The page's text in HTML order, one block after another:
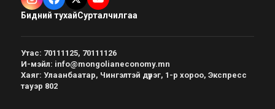
Бидний тухайСурталчилгаа
Утас: 70111125, 70111126
И-мэйл: info@mongolianeconomy.mn
Хаяг: Улаанбаатар, Чингэлтэй дүүрэг, 1-р хороо, Экспресс
тауэр 802